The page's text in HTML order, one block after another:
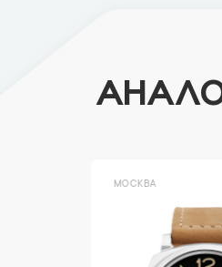
МОСКВА